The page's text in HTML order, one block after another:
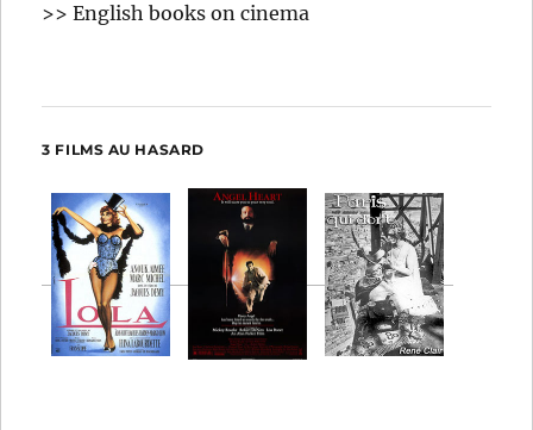
>> English books on cinema
3 FILMS AU HASARD